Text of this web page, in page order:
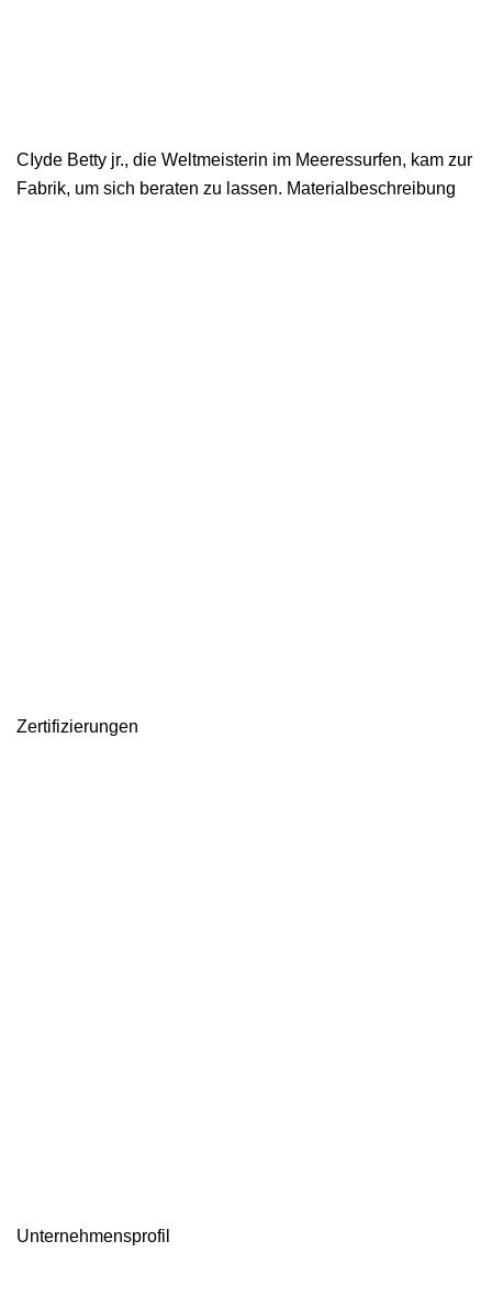
CIyde Betty jr., die Weltmeisterin im Meeressurfen, kam zur
Fabrik, um sich beraten zu lassen. Materialbeschreibung
Zertifizierungen
Unternehmensprofil